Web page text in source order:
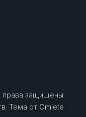
права защищены.
. Тема от Omlete